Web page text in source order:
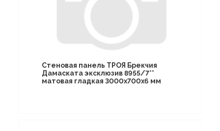
Стеновая панель ТРОЯ Брекчия
Дамаската эксклюзив 8955/7**
матовая гладкая 3000х700х6 мм